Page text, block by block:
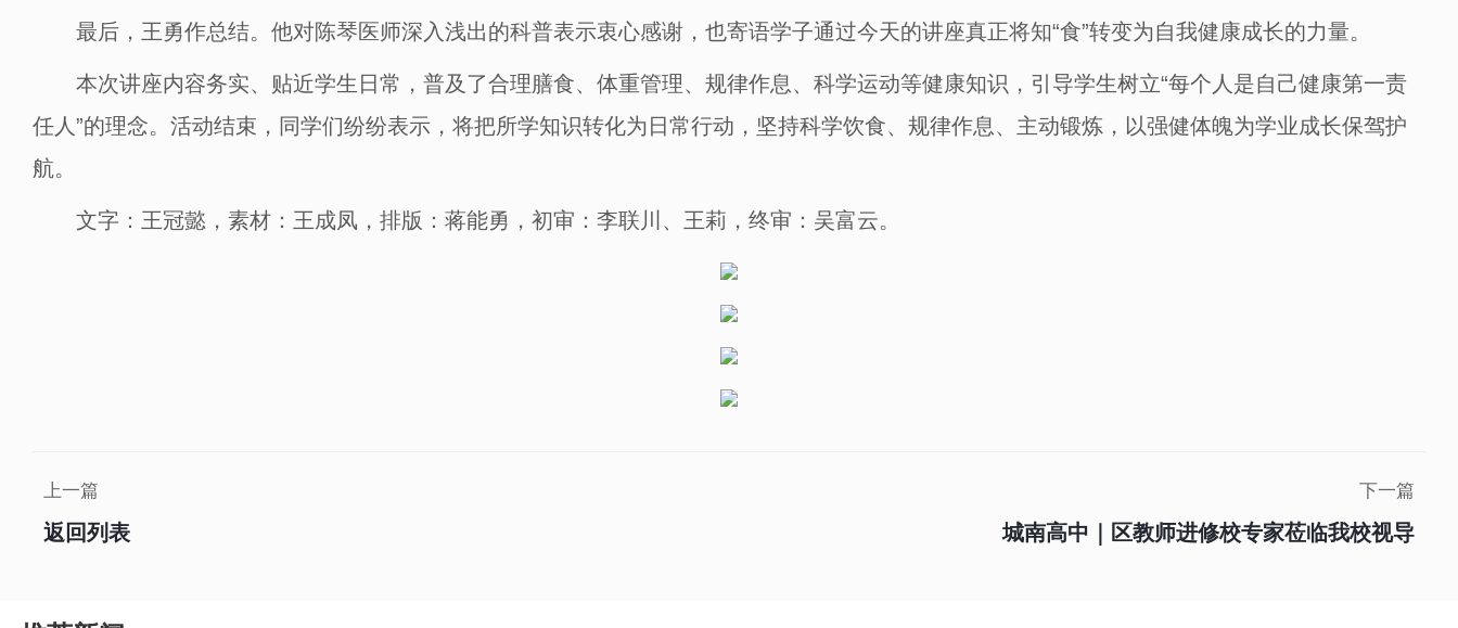
最后，王勇作总结。他对陈琴医师深入浅出的科普表示衷心感谢，也寄语学子通过今天的讲座真正将知“食”转变为自我健康成长的力量。
本次讲座内容务实、贴近学生日常，普及了合理膳食、体重管理、规律作息、科学运动等健康知识，引导学生树立“每个人是自己健康第一责
任人”的理念。活动结束，同学们纷纷表示，将把所学知识转化为日常行动，坚持科学饮食、规律作息、主动锻炼，以强健体魄为学业成长保驾护
航。
文字：王冠懿，素材：王成凤，排版：蒋能勇，初审：李联川、王莉，终审：吴富云。
上一篇
返回列表
下一篇
城南高中｜区教师进修校专家莅临我校视导